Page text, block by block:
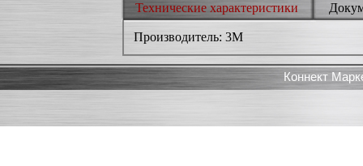
Технические характеристики
Производитель: 3M
Коннект